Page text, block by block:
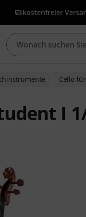
kostenfreier
Cello
I